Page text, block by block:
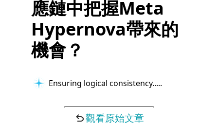
應鏈中把握Meta
Hypernova帶來的
機會？
Ensuring logical consistency...
觀看原始文章